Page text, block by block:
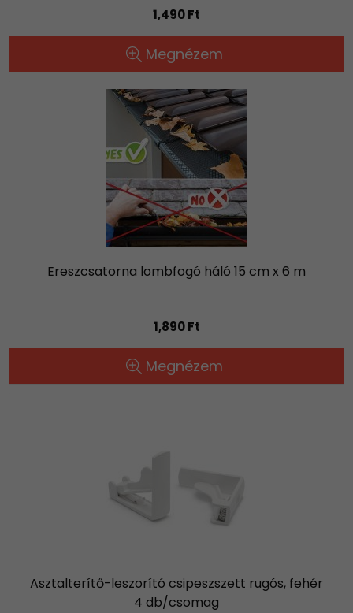
1,490 Ft
Megnézem
Ereszcsatorna lombfogó háló 15 cm x 6 m
1,890 Ft
Megnézem
Asztalterítő-leszorító csipeszszett rugós, fehér
4 db/csomag